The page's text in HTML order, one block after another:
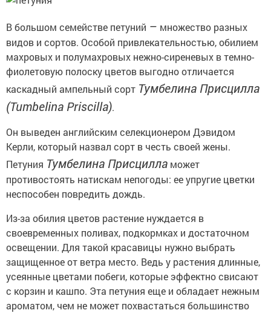
В большом семействе петуний – множество разных
видов и сортов. Особой привлекательностью, обилием
махровых и полумахровых нежно-сиреневых в темно-
фиолетовую полоску цветов выгодно отличается
каскадный ампельный сорт Тумбелина Присцилла
(Tumbelina Priscilla).
Он выведен английским селекционером Дэвидом
Керли, который назвал сорт в честь своей жены.
Петуния Тумбелина Присцилла может
противостоять натискам непогоды: ее упругие цветки
неспособен повредить дождь.
Из-за обилия цветов растение нуждается в
своевременных поливах, подкормках и достаточном
освещении. Для такой красавицы нужно выбрать
защищенное от ветра место. Ведь у растения длинные,
усеянные цветами побеги, которые эффектно свисают
с корзин и кашпо. Эта петуния еще и обладает нежным
ароматом, чем не может похвастаться большинство